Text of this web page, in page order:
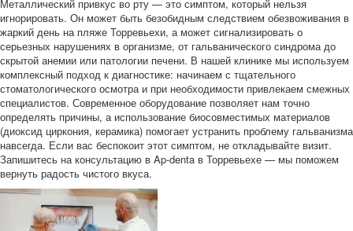
Металлический привкус во рту — это симптом, который нельзя
игнорировать. Он может быть безобидным следствием обезвоживания в
жаркий день на пляже Торревьехи, а может сигнализировать о
серьезных нарушениях в организме, от гальванического синдрома до
скрытой анемии или патологии печени. В нашей клинике мы используем
комплексный подход к диагностике: начинаем с тщательного
стоматологического осмотра и при необходимости привлекаем смежных
специалистов. Современное оборудование позволяет нам точно
определять причины, а использование биосовместимых материалов
(диоксид циркония, керамика) помогает устранить проблему гальванизма
навсегда. Если вас беспокоит этот симптом, не откладывайте визит.
Запишитесь на консультацию в Ap-denta в Торревьехе — мы поможем
вернуть радость чистого вкуса.